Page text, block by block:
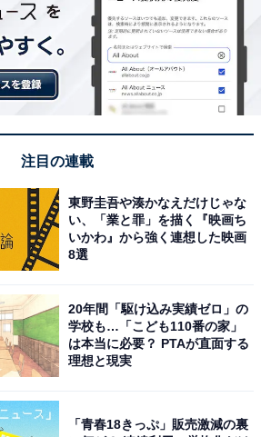
注目の連載
東野圭吾や湊かなえだけじゃな
い、「業と罪」を描く『映画ち
いかわ』から強く連想した映画
8選
20年間「駆け込み実績ゼロ」の
学校も…「こども110番の家」
は本当に必要？ PTAが直面する
理想と現実
「青春18きっぷ」販売激減の裏